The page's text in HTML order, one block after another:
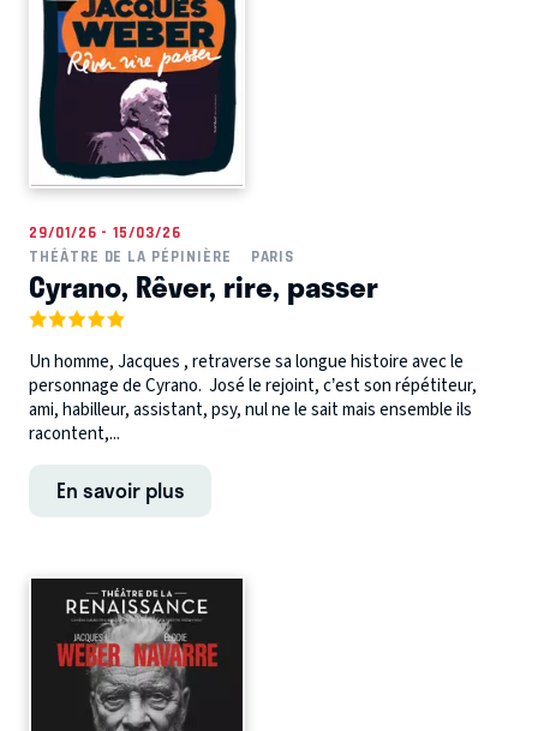
29/01/26 - 15/03/26
THÉÂTRE DE LA PÉPINIÈRE
PARIS
Cyrano, Rêver, rire, passer
Un homme, Jacques , retraverse sa longue histoire avec le
personnage de Cyrano. José le rejoint, c’est son répétiteur,
ami, habilleur, assistant, psy, nul ne le sait mais ensemble ils
racontent,...
En savoir plus